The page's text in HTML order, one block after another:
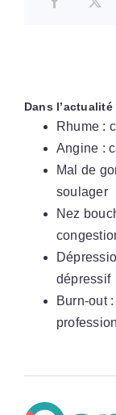
Dans l’actualité
Rhume :
Angine :
Mal de
soulager
Nez
dépressif
Burn-out